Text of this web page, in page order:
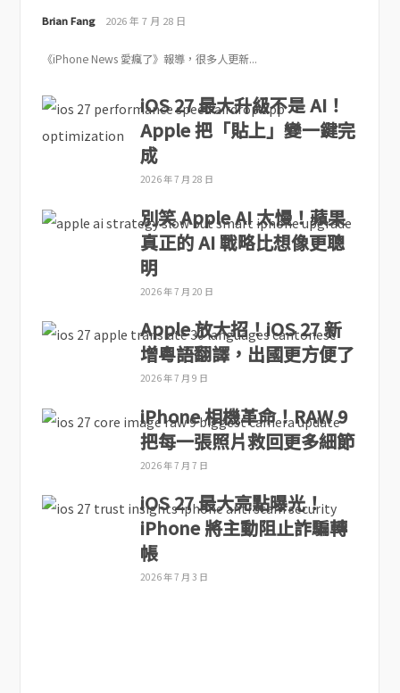
Brian Fang 2026 年 7 月 28 日
《iPhone News 愛瘋了》報導，很多人更新...
iOS 27 最大升級不是 AI！
Apple 把「貼上」變一鍵完
成
2026 年 7 月 28 日
別笑 Apple AI 太慢！蘋果
真正的 AI 戰略比想像更聰
明
2026 年 7 月 20 日
Apple 放大招！iOS 27 新
增粵語翻譯，出國更方便了
2026 年 7 月 9 日
iPhone 相機革命！RAW 9
把每一張照片救回更多細節
2026 年 7 月 7 日
iOS 27 最大亮點曝光！
iPhone 將主動阻止詐騙轉
帳
2026 年 7 月 3 日